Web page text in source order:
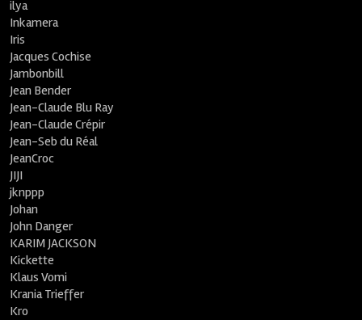
ilya
Inkamera
Iris
Jacques Cochise
Jambonbill
Jean Bender
Jean-Claude Blu Ray
Jean-Claude Crépir
Jean-Seb du Réal
JeanCroc
JIJI
jknppp
Johan
John Danger
KARIM JACKSON
Kickette
Klaus Vomi
Krania Trieffer
Kro